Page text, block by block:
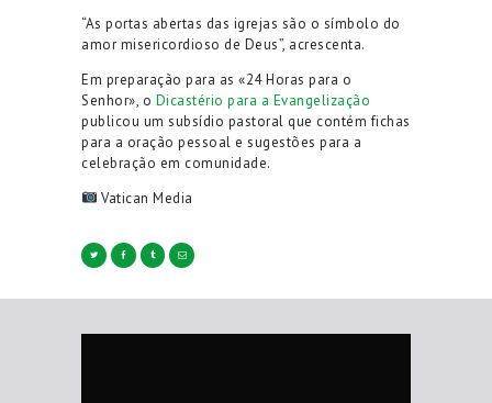
“As portas abertas das igrejas são o símbolo do
amor misericordioso de Deus”, acrescenta.
Em preparação para as «24 Horas para o
Senhor», o Dicastério para a Evangelização
publicou um subsídio pastoral que contém fichas
para a oração pessoal e sugestões para a
celebração em comunidade.
Vatican Media